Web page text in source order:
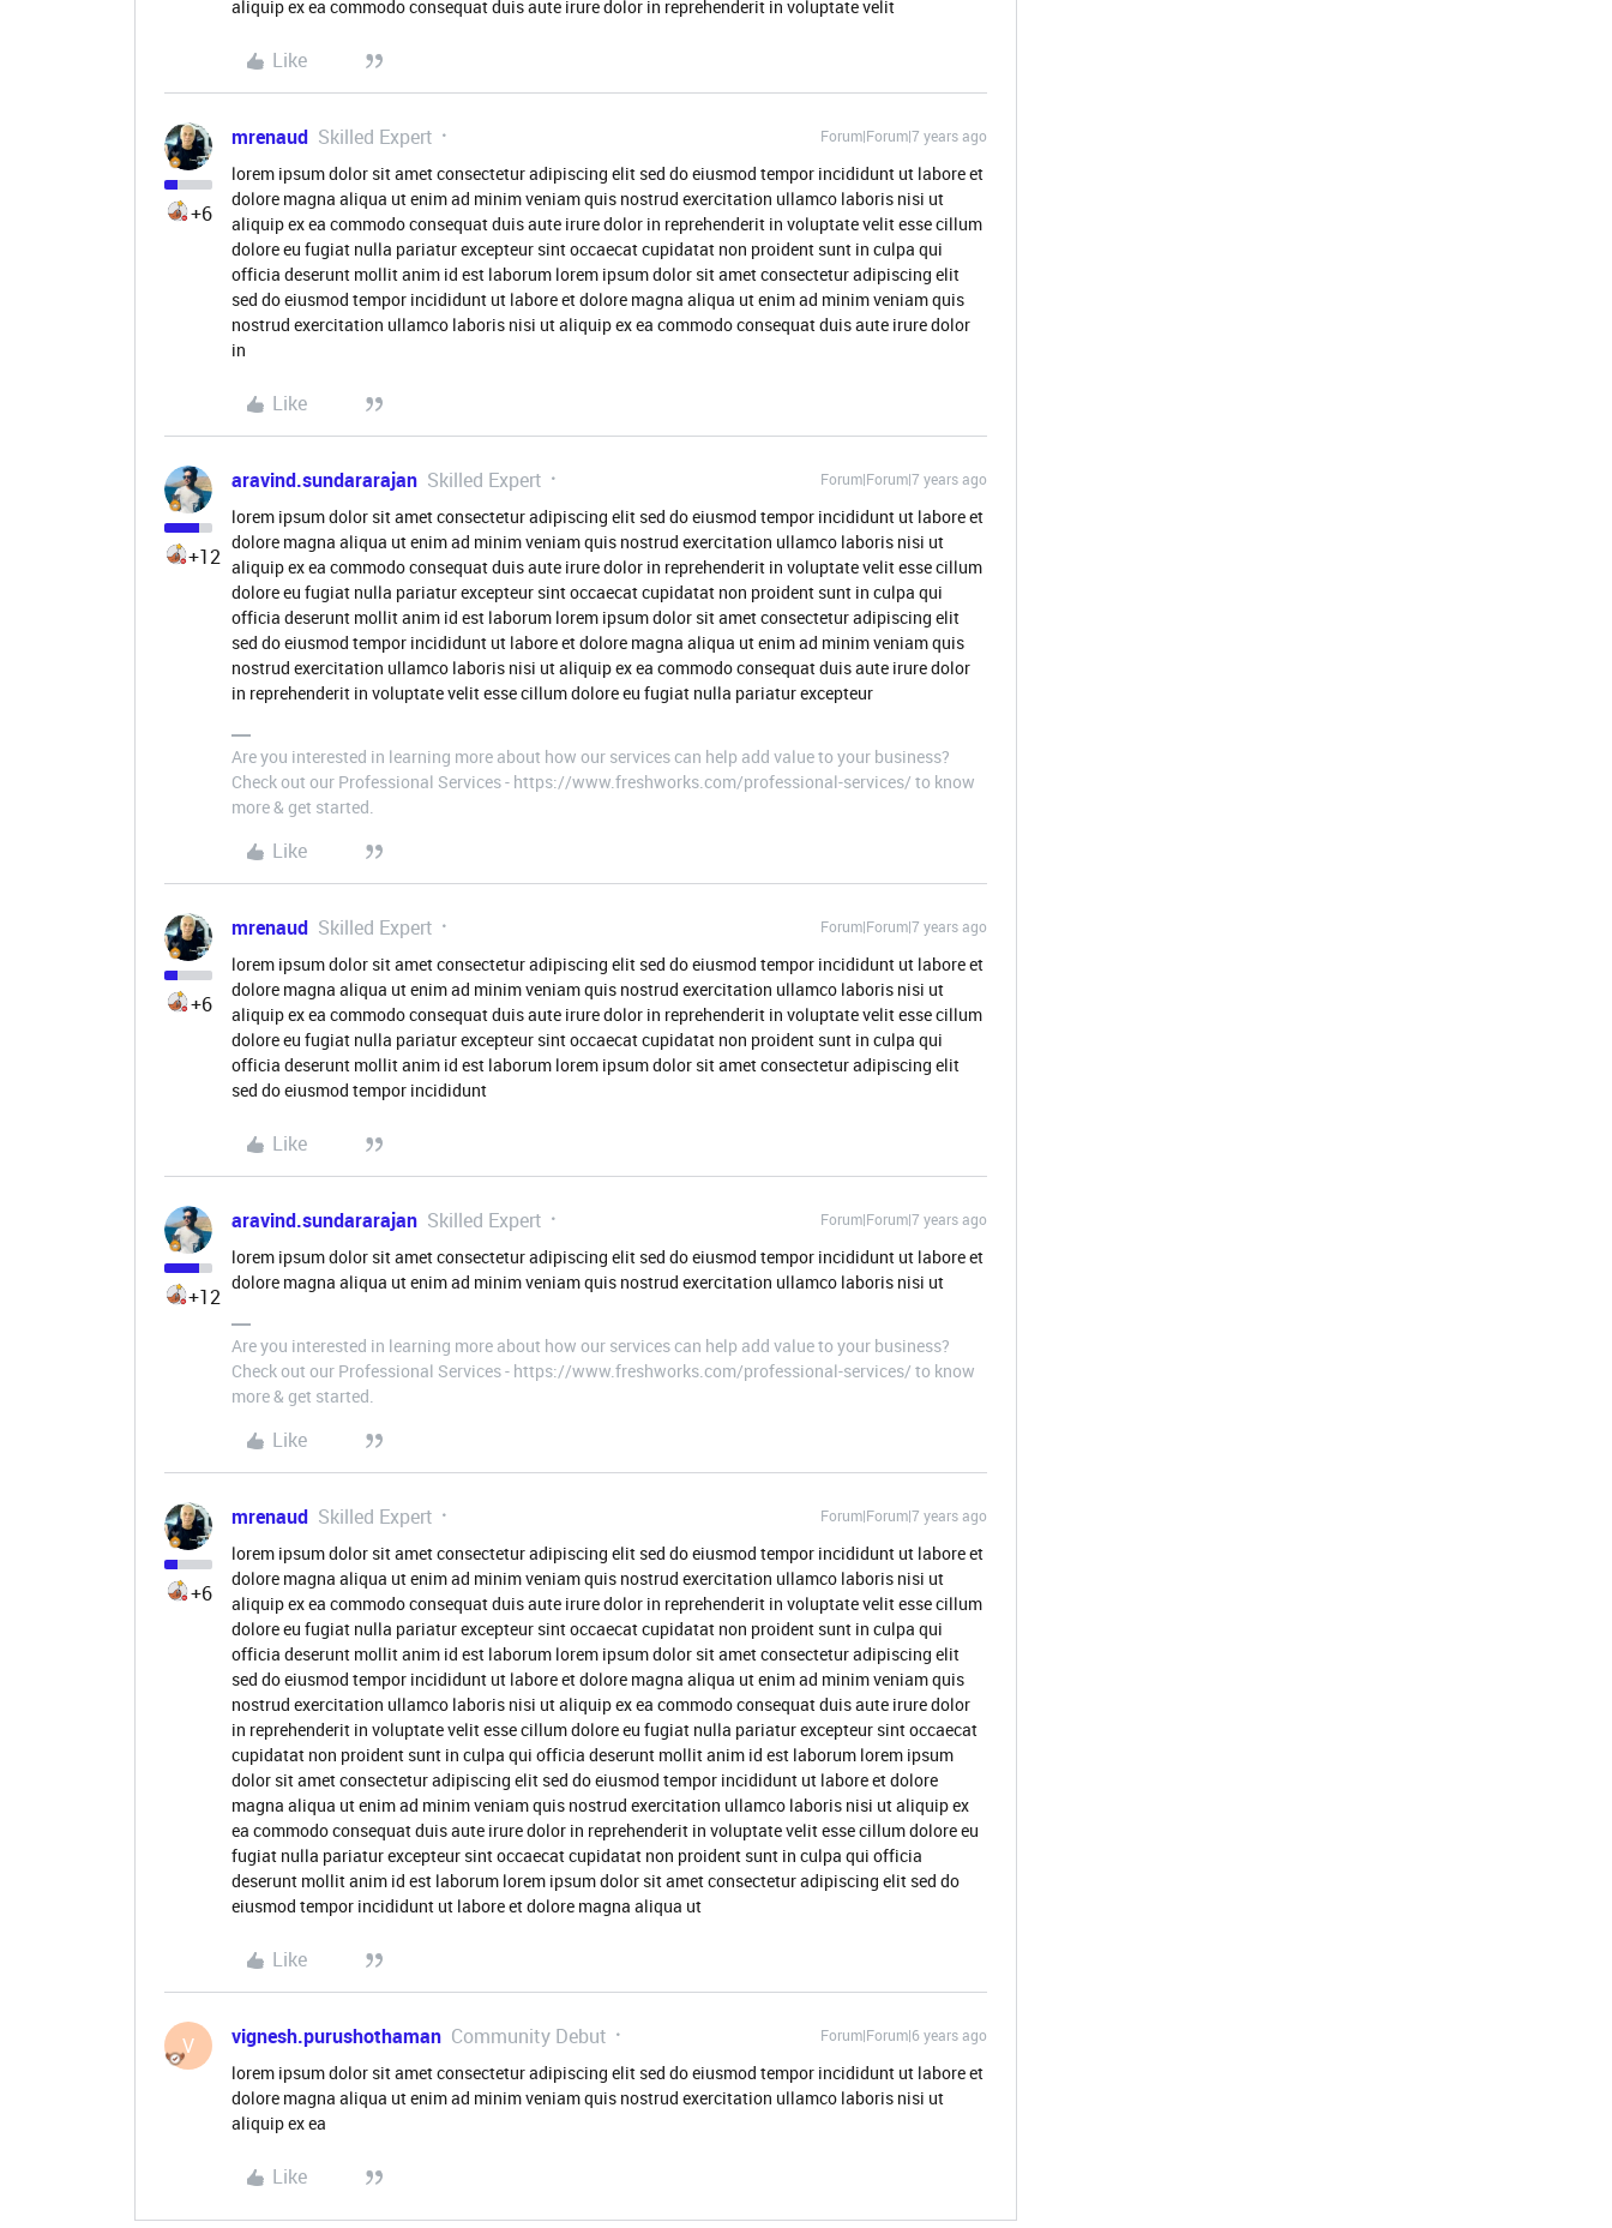
aliquip ex ea commodo consequat duis aute irure dolor in reprehenderit in voluptate velit
Like
+6
mrenaud Skilled Expert Forum|Forum|7 years ago
lorem ipsum dolor sit amet consectetur adipiscing elit sed do eiusmod tempor incididunt ut labore et
dolore magna aliqua ut enim ad minim veniam quis nostrud exercitation ullamco laboris nisi ut
aliquip ex ea commodo consequat duis aute irure dolor in reprehenderit in voluptate velit esse cillum
dolore eu fugiat nulla pariatur excepteur sint occaecat cupidatat non proident sunt in culpa qui
officia deserunt mollit anim id est laborum lorem ipsum dolor sit amet consectetur adipiscing elit
sed do eiusmod tempor incididunt ut labore et dolore magna aliqua ut enim ad minim veniam quis
nostrud exercitation ullamco laboris nisi ut aliquip ex ea commodo consequat duis aute irure dolor
in
Like
+12
aravind.sundararajan Skilled Expert Forum|Forum|7 years ago
lorem ipsum dolor sit amet consectetur adipiscing elit sed do eiusmod tempor incididunt ut labore et
dolore magna aliqua ut enim ad minim veniam quis nostrud exercitation ullamco laboris nisi ut
aliquip ex ea commodo consequat duis aute irure dolor in reprehenderit in voluptate velit esse cillum
dolore eu fugiat nulla pariatur excepteur sint occaecat cupidatat non proident sunt in culpa qui
officia deserunt mollit anim id est laborum lorem ipsum dolor sit amet consectetur adipiscing elit
sed do eiusmod tempor incididunt ut labore et dolore magna aliqua ut enim ad minim veniam quis
nostrud exercitation ullamco laboris nisi ut aliquip ex ea commodo consequat duis aute irure dolor
in reprehenderit in voluptate velit esse cillum dolore eu fugiat nulla pariatur excepteur
Are you interested in learning more about how our services can help add value to your business?
Check out our Professional Services - https://www.freshworks.com/professional-services/ to know
more & get started.
Like
+6
mrenaud Skilled Expert Forum|Forum|7 years ago
lorem ipsum dolor sit amet consectetur adipiscing elit sed do eiusmod tempor incididunt ut labore et
dolore magna aliqua ut enim ad minim veniam quis nostrud exercitation ullamco laboris nisi ut
aliquip ex ea commodo consequat duis aute irure dolor in reprehenderit in voluptate velit esse cillum
dolore eu fugiat nulla pariatur excepteur sint occaecat cupidatat non proident sunt in culpa qui
officia deserunt mollit anim id est laborum lorem ipsum dolor sit amet consectetur adipiscing elit
sed do eiusmod tempor incididunt
Like
+12
aravind.sundararajan Skilled Expert Forum|Forum|7 years ago
lorem ipsum dolor sit amet consectetur adipiscing elit sed do eiusmod tempor incididunt ut labore et
dolore magna aliqua ut enim ad minim veniam quis nostrud exercitation ullamco laboris nisi ut
Are you interested in learning more about how our services can help add value to your business?
Check out our Professional Services - https://www.freshworks.com/professional-services/ to know
more & get started.
Like
+6
mrenaud Skilled Expert Forum|Forum|7 years ago
lorem ipsum dolor sit amet consectetur adipiscing elit sed do eiusmod tempor incididunt ut labore et
dolore magna aliqua ut enim ad minim veniam quis nostrud exercitation ullamco laboris nisi ut
aliquip ex ea commodo consequat duis aute irure dolor in reprehenderit in voluptate velit esse cillum
dolore eu fugiat nulla pariatur excepteur sint occaecat cupidatat non proident sunt in culpa qui
officia deserunt mollit anim id est laborum lorem ipsum dolor sit amet consectetur adipiscing elit
sed do eiusmod tempor incididunt ut labore et dolore magna aliqua ut enim ad minim veniam quis
nostrud exercitation ullamco laboris nisi ut aliquip ex ea commodo consequat duis aute irure dolor
in reprehenderit in voluptate velit esse cillum dolore eu fugiat nulla pariatur excepteur sint occaecat
cupidatat non proident sunt in culpa qui officia deserunt mollit anim id est laborum lorem ipsum
dolor sit amet consectetur adipiscing elit sed do eiusmod tempor incididunt ut labore et dolore
magna aliqua ut enim ad minim veniam quis nostrud exercitation ullamco laboris nisi ut aliquip ex
ea commodo consequat duis aute irure dolor in reprehenderit in voluptate velit esse cillum dolore eu
fugiat nulla pariatur excepteur sint occaecat cupidatat non proident sunt in culpa qui officia
deserunt mollit anim id est laborum lorem ipsum dolor sit amet consectetur adipiscing elit sed do
eiusmod tempor incididunt ut labore et dolore magna aliqua ut
Like
V vignesh.purushothaman Community Debut Forum|Forum|6 years ago
lorem ipsum dolor sit amet consectetur adipiscing elit sed do eiusmod tempor incididunt ut labore et
dolore magna aliqua ut enim ad minim veniam quis nostrud exercitation ullamco laboris nisi ut
aliquip ex ea
Like